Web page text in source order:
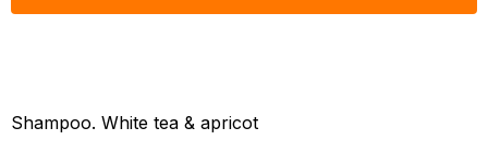
Shampoo. White tea & apricot